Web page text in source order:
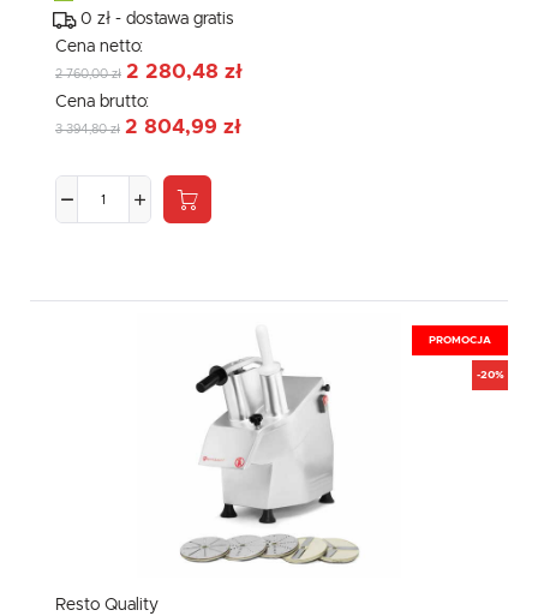
0 zł - dostawa gratis
Cena netto:
2 760,00 zł 2 280,48 zł
Cena brutto:
3 394,80 zł 2 804,99 zł
PROMOCJA
-20%
Resto Quality